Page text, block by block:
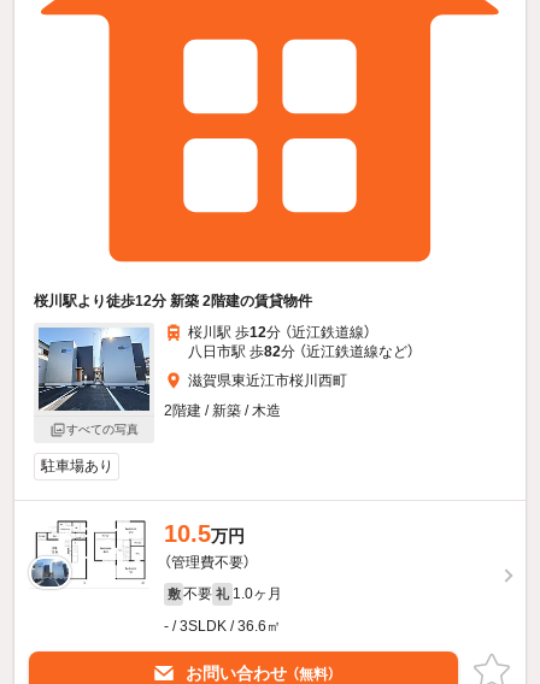
桜川駅より徒歩12分 新築 2階建の賃貸物件
すべての写真
桜川駅 歩12分 （近江鉄道線）
八日市駅 歩82分 （近江鉄道線など）
滋賀県東近江市桜川西町
2階建 / 新築 / 木造
駐車場あり
10.5万円
（管理費不要）
敷 不要 礼 1.0ヶ月
- / 3SLDK / 36.6㎡
お問い合わせ （無料）